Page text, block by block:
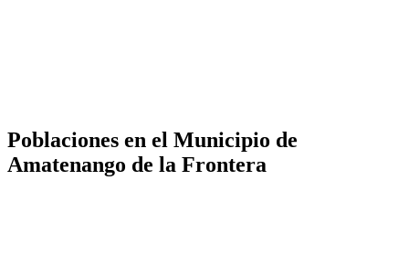
Poblaciones en el Municipio de
Amatenango de la Frontera